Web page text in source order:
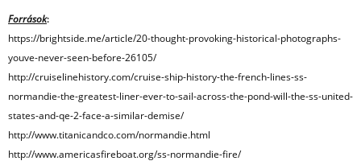
Források:
https://brightside.me/article/20-thought-provoking-historical-photographs-
youve-never-seen-before-26105/
http://cruiselinehistory.com/cruise-ship-history-the-french-lines-ss-
normandie-the-greatest-liner-ever-to-sail-across-the-pond-will-the-ss-united-
states-and-qe-2-face-a-similar-demise/
http://www.titanicandco.com/normandie.html
http://www.americasfireboat.org/ss-normandie-fire/